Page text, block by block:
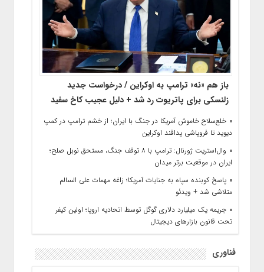
باز هم «نه» ترامپ به اوکراین / درخواست جدید
زلنسکی برای پاتریوت رد شد + دلیل عجیب کاخ سفید
خلع‌سلاح خاموش آمریکا در جنگ با ایران؛ از خشم ترامپ در کمپ
دیوید تا فروپاشی پدافند اوکراین
وال‌استریت ژورنال: ترامپ با ۸ توقف جنگ، مستحق نوبل صلح؛
ایران در موقعیت برتر میدان
پاسخ کوبنده سپاه به جنایات آمریکا؛ زاغه مهمات علی السالم
متلاشی شد + ویدئو
جریمه یک میلیارد دلاری گوگل توسط اتحادیه اروپا؛ اولین کیفر
تحت قانون بازارهای دیجیتال
فناوری